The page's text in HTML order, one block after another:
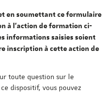
en soumettant ce formulaire
à l'action de formation ci-
informations saisies soient
inscription à cette action de
toute question sur le
dispositif, vous pouvez